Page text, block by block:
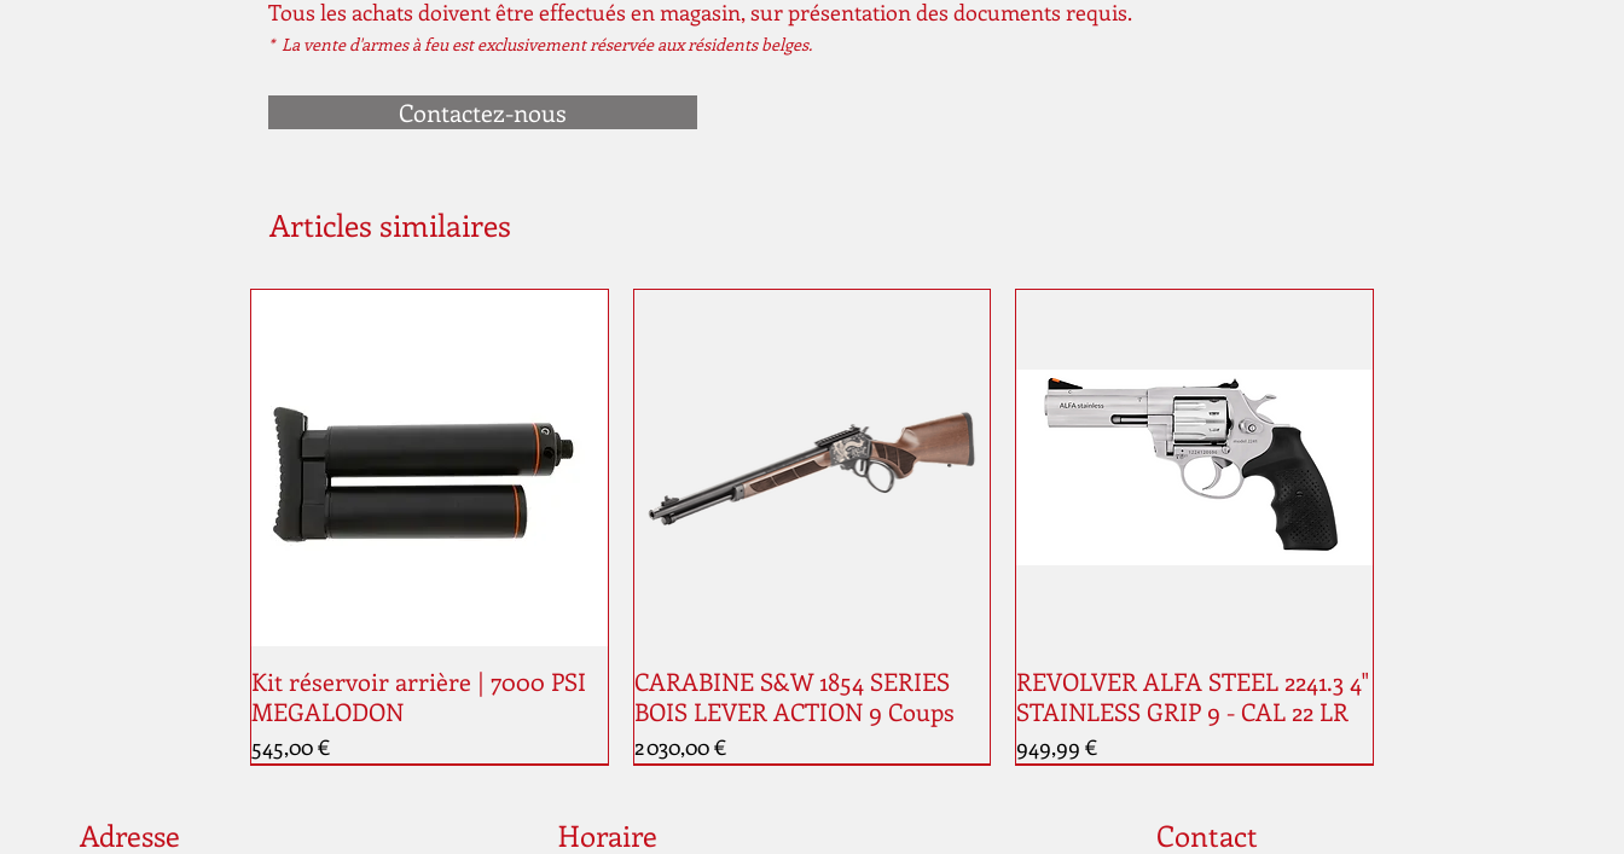
Tous les achats doivent être effectués en magasin, sur présentation des documents requis.
* La vente d'armes à feu est exclusivement réservée aux résidents belges.
Contactez-nous
Articles similaires
Kit réservoir arrière | 7000 PSI
MEGALODON
Prix
545,00 €
CARABINE S&W 1854 SERIES
BOIS LEVER ACTION 9 Coups
Prix
2 030,00 €
REVOLVER ALFA STEEL 2241.3 4"
STAINLESS GRIP 9 - CAL 22 LR
Prix
949,99 €
Adresse Horaire Contact